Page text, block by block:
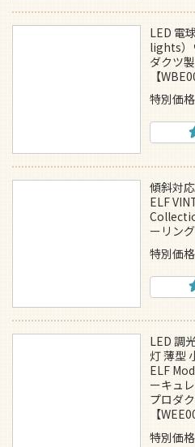
LED 電
lights）
ダクツ
【
特別価格
傾斜対
ELF
ーリン
特別価格
LED 調
灯 薄型
ELF
ーキュ
プロダ
【
特別価格